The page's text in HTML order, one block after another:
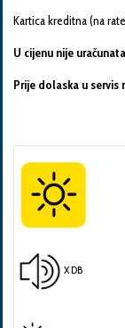
Vaša
Pošalji
Kartica kreditna (na
U cijenu nije
Prije dolaska u
X DB